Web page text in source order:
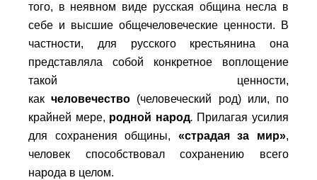
того, в неявном виде русская община несла в
себе и высшие общечеловеческие ценности. В
частности, для русского крестьянина она
представляла собой конкретное воплощение
такой ценности,
какчеловечество (человеческий род) или, по
крайней мере, родной народ. Прилагая усилия
для сохранения общины, «страдая за мир»,
человек способствовал сохранению всего
народа в целом.